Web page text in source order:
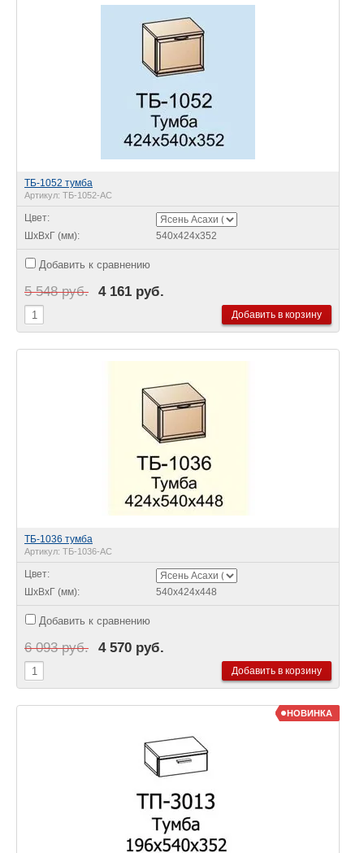
ТБ-1052 тумба
Артикул: ТБ-1052-АС
Цвет:
ШхВхГ (мм):
540х424х352
Добавить к сравнению
5 548 руб. 4 161 руб.
ТБ-1036 тумба
Артикул: ТБ-1036-АС
Цвет:
ШхВхГ (мм):
540х424х448
Добавить к сравнению
6 093 руб. 4 570 руб.
НОВИНКА